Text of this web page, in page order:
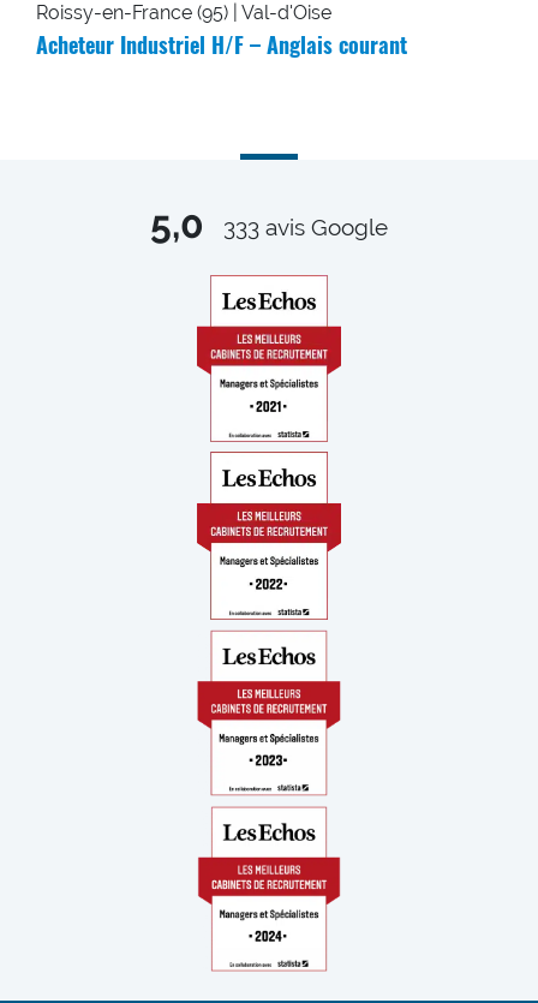
Roissy-en-France (95) | Val-d'Oise
Acheteur Industriel H/F – Anglais courant
5,0 333 avis Google